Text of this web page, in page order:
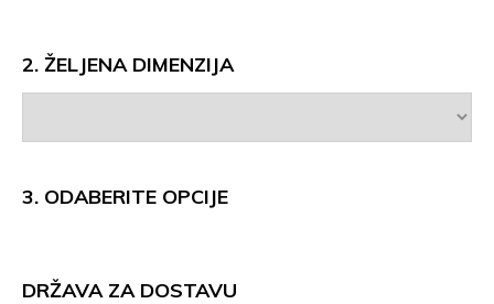
2. ŽELJENA DIMENZIJA
3. ODABERITE OPCIJE
DRŽAVA ZA DOSTAVU